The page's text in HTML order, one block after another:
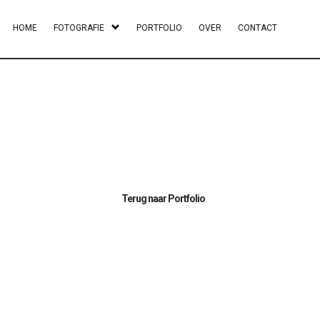
HOME FOTOGRAFIE PORTFOLIO OVER CONTACT
Terug naar Portfolio